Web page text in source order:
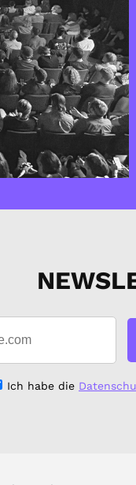
Ich habe die